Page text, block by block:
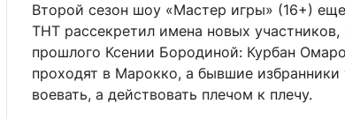
Второй сезон шоу «Мастер игры» (16+)
ТНТ рассекретил имена новых
прошлого Ксении Бородиной: Курбан
проходят в Марокко, а бывшие
воевать, а действовать плечом к плечу.